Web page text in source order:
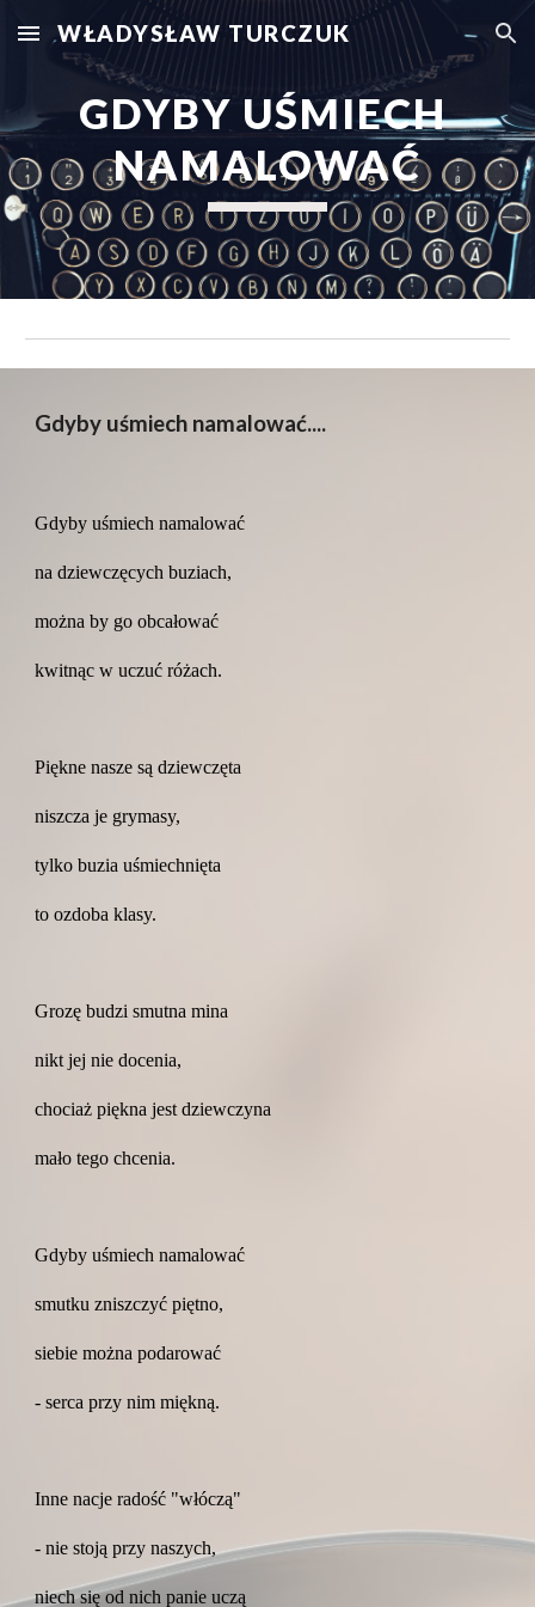
Skip to main content Skip to navigation
WŁADYSŁAW TURCZUK
GDYBY UŚMIECH
NAMALOWAĆ
Gdyby uśmiech namalować....
Gdyby uśmiech namalować
na dziewczęcych buziach,
można by go obcałować
kwitnąc w uczuć różach.
Piękne nasze są dziewczęta
niszcza je grymasy,
tylko buzia uśmiechnięta
to ozdoba klasy.
Grozę budzi smutna mina
nikt jej nie docenia,
chociaż piękna jest dziewczyna
mało tego chcenia.
Gdyby uśmiech namalować
smutku zniszczyć piętno,
siebie można podarować
- serca przy nim miękną.
Inne nacje radość "włóczą"
- nie stoją przy naszych,
niech się od nich panie uczą